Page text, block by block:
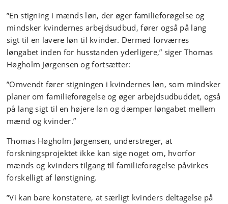
”En stigning i mænds løn, der øger familieforøgelse og
mindsker kvindernes arbejdsudbud, fører også på lang
sigt til en lavere løn til kvinder. Dermed forværres
løngabet inden for husstanden yderligere,” siger Thomas
Høgholm Jørgensen og fortsætter:
”Omvendt fører stigningen i kvindernes løn, som mindsker
planer om familieforøgelse og øger arbejdsudbuddet, også
på lang sigt til en højere løn og dæmper løngabet mellem
mænd og kvinder.”
Thomas Høgholm Jørgensen, understreger, at
forskningsprojektet ikke kan sige noget om, hvorfor
mænds og kvinders tilgang til familieforøgelse påvirkes
forskelligt af lønstigning.
”Vi kan bare konstatere, at særligt kvinders deltagelse på